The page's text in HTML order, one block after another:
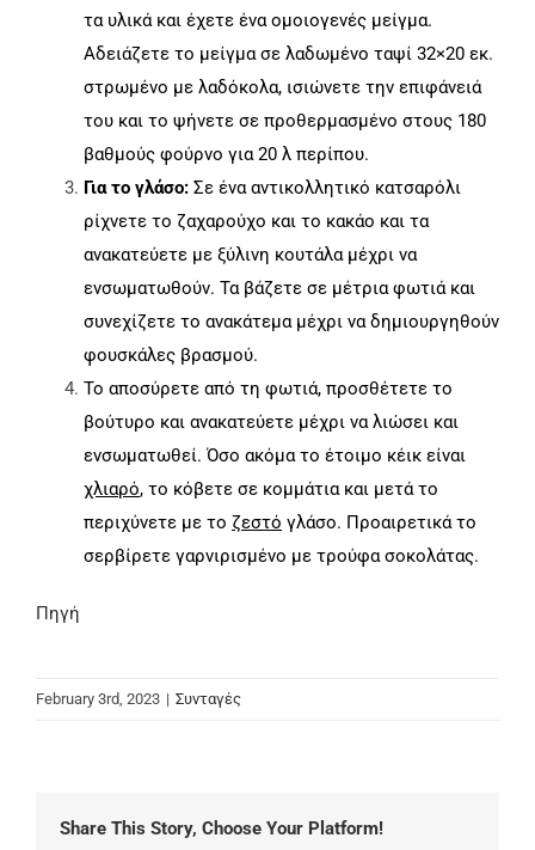
τα υλικά και έχετε ένα ομοιογενές μείγμα.
Αδειάζετε το μείγμα σε λαδωμένο ταψί 32×20 εκ.
στρωμένο με λαδόκολα, ισιώνετε την επιφάνειά
του και το ψήνετε σε προθερμασμένο στους 180
βαθμούς φούρνο για 20 λ περίπου.
Για το γλάσο: Σε ένα αντικολλητικό κατσαρόλι
ρίχνετε το ζαχαρούχο και το κακάο και τα
ανακατεύετε με ξύλινη κουτάλα μέχρι να
ενσωματωθούν. Τα βάζετε σε μέτρια φωτιά και
συνεχίζετε το ανακάτεμα μέχρι να δημιουργηθούν
φουσκάλες βρασμού.
Το αποσύρετε από τη φωτιά, προσθέτετε το
βούτυρο και ανακατεύετε μέχρι να λιώσει και
ενσωματωθεί. Όσο ακόμα το έτοιμο κέικ είναι
χλιαρό, το κόβετε σε κομμάτια και μετά το
περιχύνετε με το ζεστό γλάσο. Προαιρετικά το
σερβίρετε γαρνιρισμένο με τρούφα σοκολάτας.
Πηγή
February 3rd, 2023 | Συνταγές
Share This Story, Choose Your Platform!